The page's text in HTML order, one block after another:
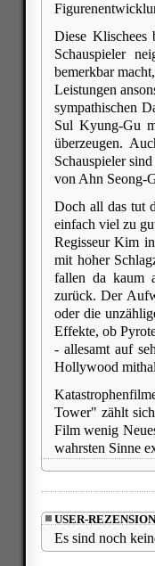
Diese Klischees
Schauspieler
bemerkbar
Leistungen
sympathischen
Sul Kyung-Gu
überzeugen.
Schauspieler
von Ahn Seong-
Doch all das tut
einfach viel zu
Regisseur Kim
mit hoher
fallen da kaum
zurück. Der
oder die
Effekte, ob
- allesamt auf
Hollywood
Tower" zählt
Film wenig
wahrsten Sinne
USER-
Es sind noch